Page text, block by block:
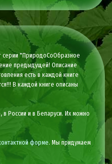
серии "ПриродоСоОбразное
предыдущей! Описание
есть в каждой книге
В каждой книге описаны
в России и в Беларуси. Их можно
форме. Мы придумаем